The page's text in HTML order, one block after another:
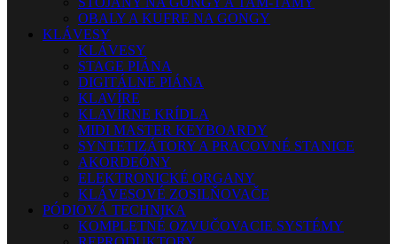
OBALY A KUFRE NA GONGY
KLÁVESY
KLÁVESY
STAGE PIÁNA
DIGITÁLNE PIÁNA
KLAVÍRE
KLAVÍRNE KRÍDLA
MIDI MASTER KEYBOARDY
SYNTETIZÁTORY A PRACOVNÉ STANICE
AKORDEÓNY
ELEKTRONICKÉ ORGANY
KLÁVESOVÉ ZOSILŇOVAČE
PÓDIOVÁ TECHNIKA
KOMPLETNÉ OZVUČOVACIE SYSTÉMY